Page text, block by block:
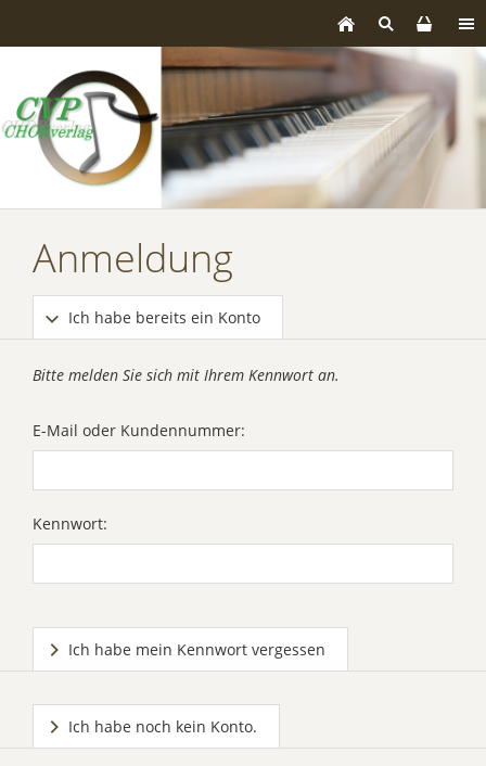
Anmeldung
Ich habe bereits ein Konto
Bitte melden Sie sich mit Ihrem Kennwort an.
E-Mail oder Kundennummer:
Kennwort:
Ich habe mein Kennwort vergessen
Ich habe noch kein Konto.